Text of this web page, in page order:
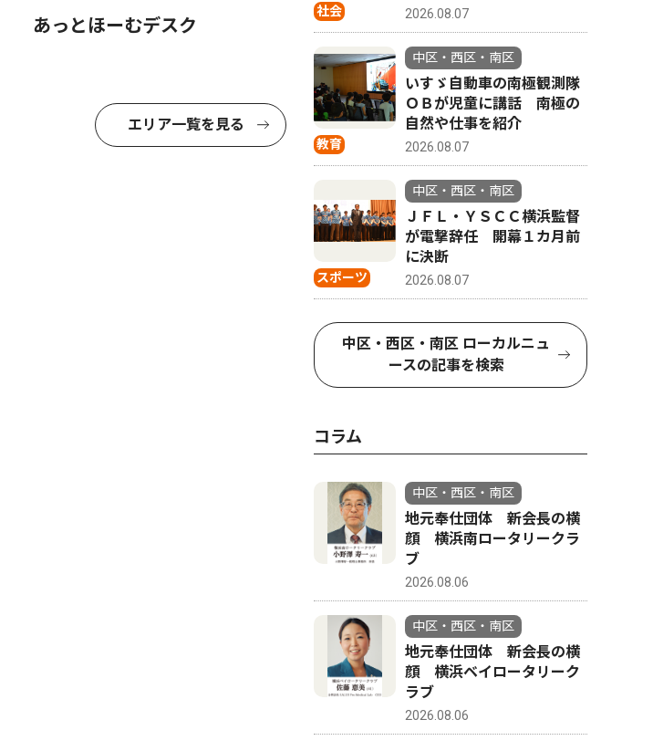
あっとほーむデスク
エリア一覧を見る
社会 2026.08.07
教育
中区・西区・南区
いすゞ自動車の南極観測隊
ＯＢが児童に講話 南極の
自然や仕事を紹介
2026.08.07
スポーツ
中区・西区・南区
ＪＦＬ・ＹＳＣＣ横浜監督
が電撃辞任 開幕１カ月前
に決断
2026.08.07
中区・西区・南区 ローカルニュ
ースの記事を検索
コラム
中区・西区・南区
地元奉仕団体 新会長の横
顔 横浜南ロータリークラ
ブ
2026.08.06
中区・西区・南区
地元奉仕団体 新会長の横
顔 横浜ベイロータリーク
ラブ
2026.08.06